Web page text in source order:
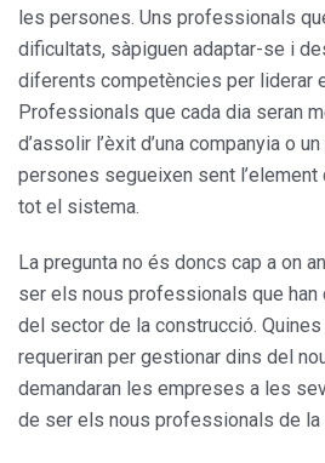
les persones. Uns professionals
dificultats, sàpiguen adaptar-se i
diferents competències per liderar
Professionals que cada dia seran
d’assolir l’èxit d’una companyia o
persones segueixen sent
tot el sistema.
La pregunta no és doncs cap a on
ser els nous professionals que han
del sector de la construcció.
requeriran per gestionar dins del
demandaran les empreses a les
de ser els nous professionals de la